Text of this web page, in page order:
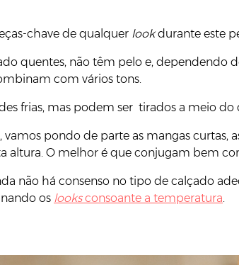
chave de qualquer lookdurante este
quentes, não têm pelo e,
com vários tons.
frias, mas podem ser tirados a meio do
vamos pondo de parte as mangas curtas,
altura. O melhor é que conjugam bem
não há consenso no tipo de calçado
os looksconsoante a temperatura